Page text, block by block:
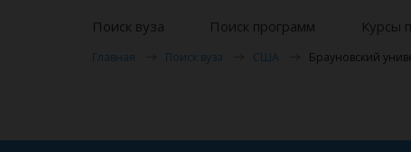
Поиск вуза Поиск программ Курсы
Главная Поиск вуза США Брауновский